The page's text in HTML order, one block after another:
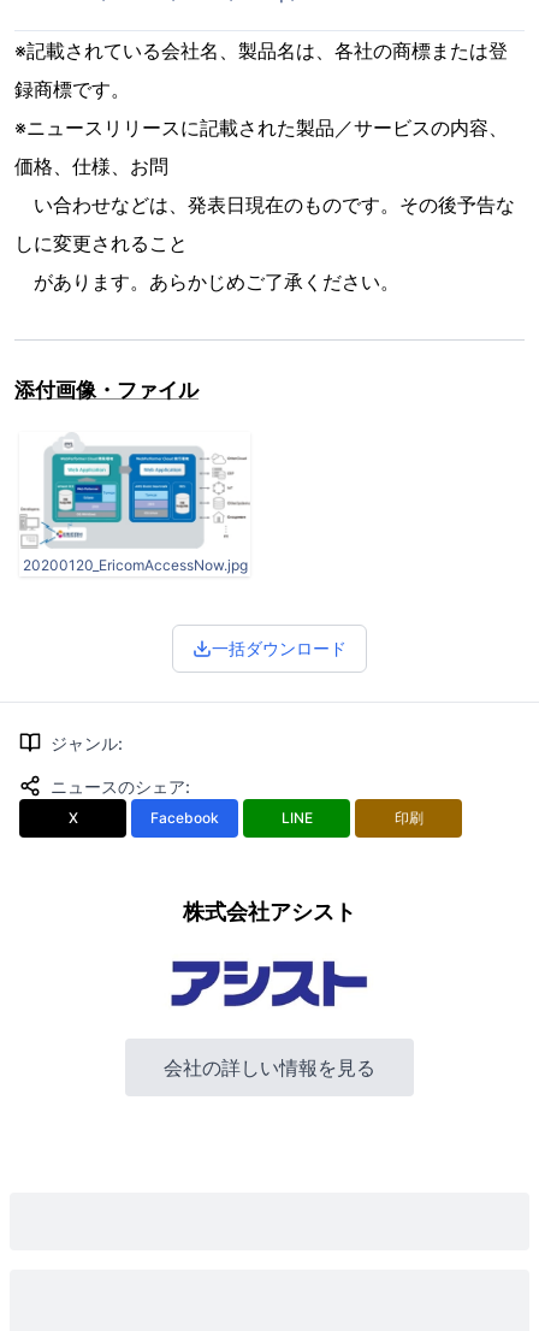
※記載されている会社名、製品名は、各社の商標または登
録商標です。
※ニュースリリースに記載された製品／サービスの内容、
価格、仕様、お問
い合わせなどは、発表日現在のものです。その後予告な
しに変更されること
があります。あらかじめご了承ください。
添付画像・ファイル
20200120_EricomAccessNow.jpg
一括ダウンロード
ジャンル:
ニュースのシェア:
X Facebook LINE 印刷
株式会社アシスト
会社の詳しい情報を見る